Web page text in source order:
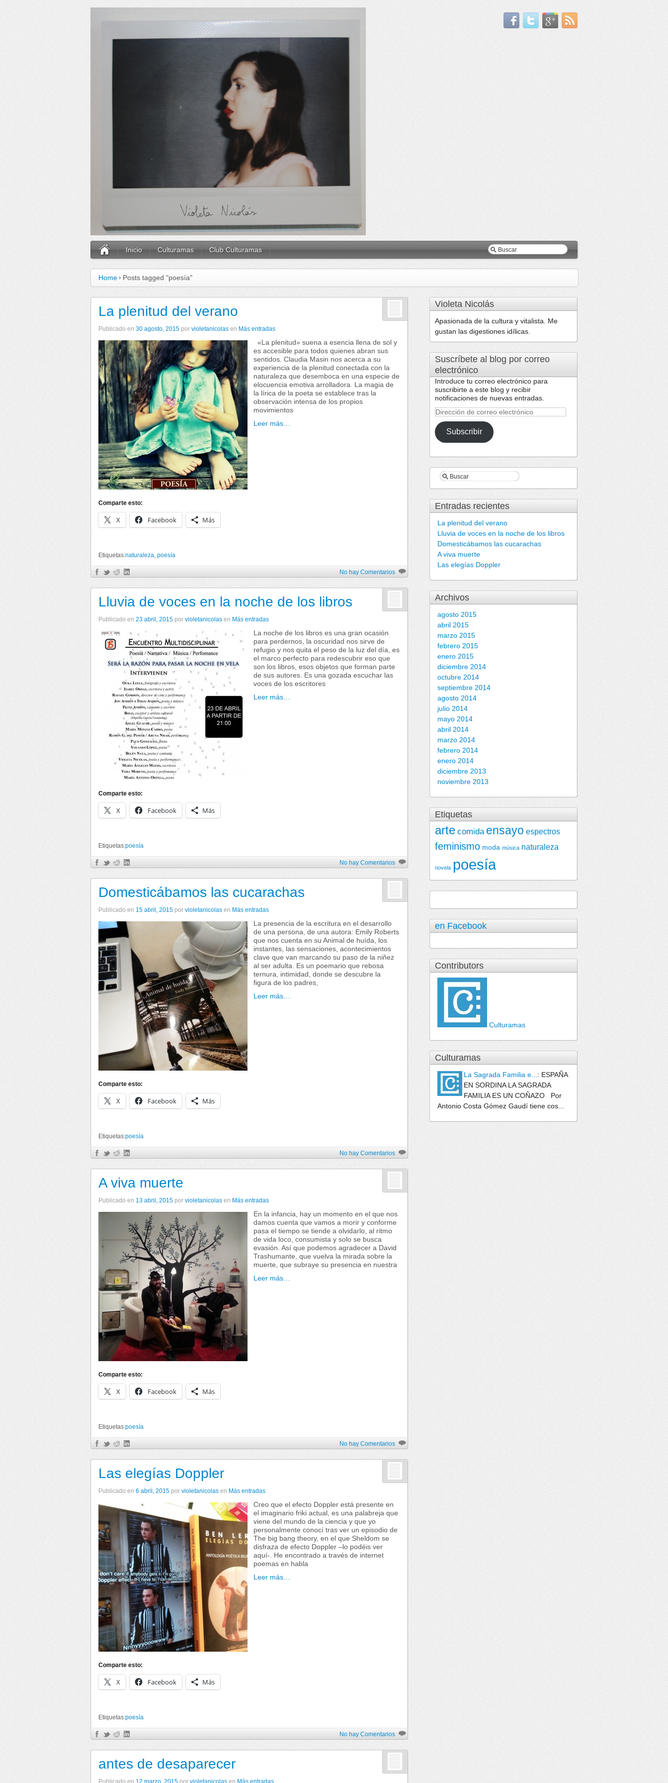
Inicio Culturamas Club Culturamas
Home Posts tagged "poesía"
La plenitud del verano
Publicado en 30 agosto, 2015 por violetanicolas en Más entradas
«La plenitud» suena a esencia llena de sol y
es accesible para todos quienes abran sus
sentidos. Claudia Masin nos acerca a su
experiencia de la plenitud conectada con la
naturaleza que desemboca en una especie de
elocuencia emotiva arrolladora. La magia de
la lírica de la poeta se establece tras la
observación intensa de los propios
movimientos
Leer más…
Comparte esto:
X Facebook Más
Etiquetas:naturaleza poesía
No hay Comentarios
Lluvia de voces en la noche de los libros
Publicado en 23 abril, 2015 por violetanicolas en Más entradas
La noche de los libros es una gran ocasión
para perdernos, la oscuridad nos sirve de
refugio y nos quita el peso de la luz del día, es
el marco perfecto para redescubrir eso que
son los libros, esos objetos que forman parte
de sus autores. Es una gozada escuchar las
voces de los escritores
Leer más…
Comparte esto:
X Facebook Más
Etiquetas:poesía
No hay Comentarios
Domesticábamos las cucarachas
Publicado en 15 abril, 2015 por violetanicolas en Más entradas
La presencia de la escritura en el desarrollo
de una persona, de una autora: Emily Roberts
que nos cuenta en su Animal de huída, los
instantes, las sensaciones, acontecimientos
clave que van marcando su paso de la niñez
al ser adulta. Es un poemario que rebosa
ternura, intimidad, donde se descubre la
figura de los padres,
Leer más…
Comparte esto:
X Facebook Más
Etiquetas:poesía
No hay Comentarios
A viva muerte
Publicado en 13 abril, 2015 por violetanicolas en Más entradas
En la infancia, hay un momento en el que nos
damos cuenta que vamos a morir y conforme
pasa el tiempo se tiende a olvidarlo, al ritmo
de vida loco, consumista y solo se busca
evasión. Así que podemos agradecer a David
Trashumante, que vuelva la mirada sobre la
muerte, que subraye su presencia en nuestra
Leer más…
Comparte esto:
X Facebook Más
Etiquetas:poesía
No hay Comentarios
Las elegías Doppler
Publicado en 6 abril, 2015 por violetanicolas en Más entradas
Creo que el efecto Doppler está presente en
el imaginario friki actual, es una palabreja que
viene del mundo de la ciencia y que yo
personalmente conocí tras ver un episodio de
The big bang theory, en el que Sheldom se
disfraza de efecto Doppler –lo podéis ver
aquí-. He encontrado a través de internet
poemas en habla
Leer más…
Comparte esto:
X Facebook Más
Etiquetas:poesía
No hay Comentarios
antes de desaparecer
Publicado en 12 marzo, 2015 por violetanicolas en Más entradas
Violeta Nicolás
Apasionada de la cultura y vitalista. Me
gustan las digestiones idílicas.
Suscríbete al blog por correo
electrónico
Introduce tu correo electrónico para
suscribirte a este blog y recibir
notificaciones de nuevas entradas.
Dirección
correo
electrónico
Subscribir
Entradas recientes
La plenitud del verano
Lluvia de voces en la noche de los libros
Domesticábamos las cucarachas
A viva muerte
Las elegías Doppler
Archivos
agosto 2015
abril 2015
marzo 2015
febrero 2015
enero 2015
diciembre 2014
octubre 2014
septiembre 2014
agosto 2014
julio 2014
mayo 2014
abril 2014
marzo 2014
febrero 2014
enero 2014
diciembre 2013
noviembre 2013
Etiquetas
arte comida ensayo espectros
feminismo moda música naturaleza
novela poesía
en Facebook
Contributors
Culturamas
Culturamas
La Sagrada Familia e... : ESPAÑA
EN SORDINA LA SAGRADA
FAMILIA ES UN COÑAZO Por
Antonio Costa Gómez Gaudí tiene cos...